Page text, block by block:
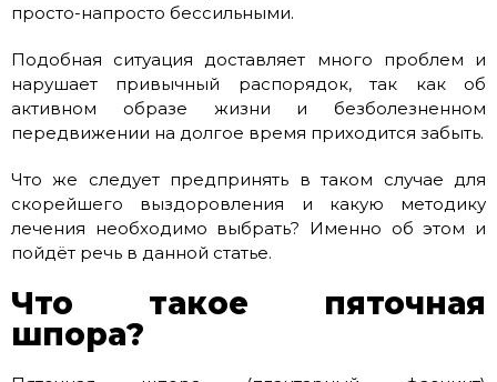
просто-напросто бессильными.
Подобная ситуация доставляет много проблем и
нарушает привычный распорядок, так как об
активном образе жизни и безболезненном
передвижении на долгое время приходится забыть.
Что же следует предпринять в таком случае для
скорейшего выздоровления и какую методику
лечения необходимо выбрать? Именно об этом и
пойдёт речь в данной статье.
Что такое пяточная
шпора?